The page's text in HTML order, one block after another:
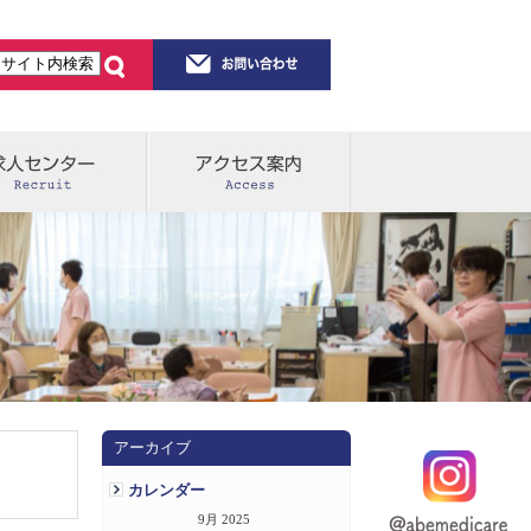
アーカイブ
カレンダー
9月 2025